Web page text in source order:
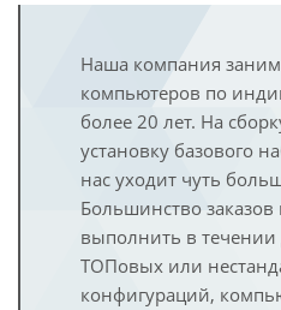
Наша компания
компьютеров по
более 20 лет. На
установку базового
нас уходит чуть
Большинство
выполнить в течении
ТОПовых или
конфигураций,